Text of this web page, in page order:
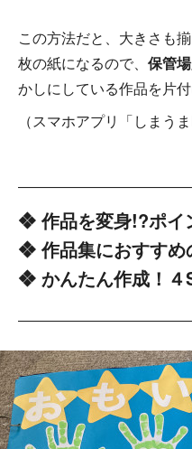
この方法だと、大きさも
枚の紙になるので、 保管
かしにしている作品を片
（スマホアプリ「しまう
❖ 作品を変身!?ポイ
❖ 作品集におすすめ
❖ かんたん作成！４